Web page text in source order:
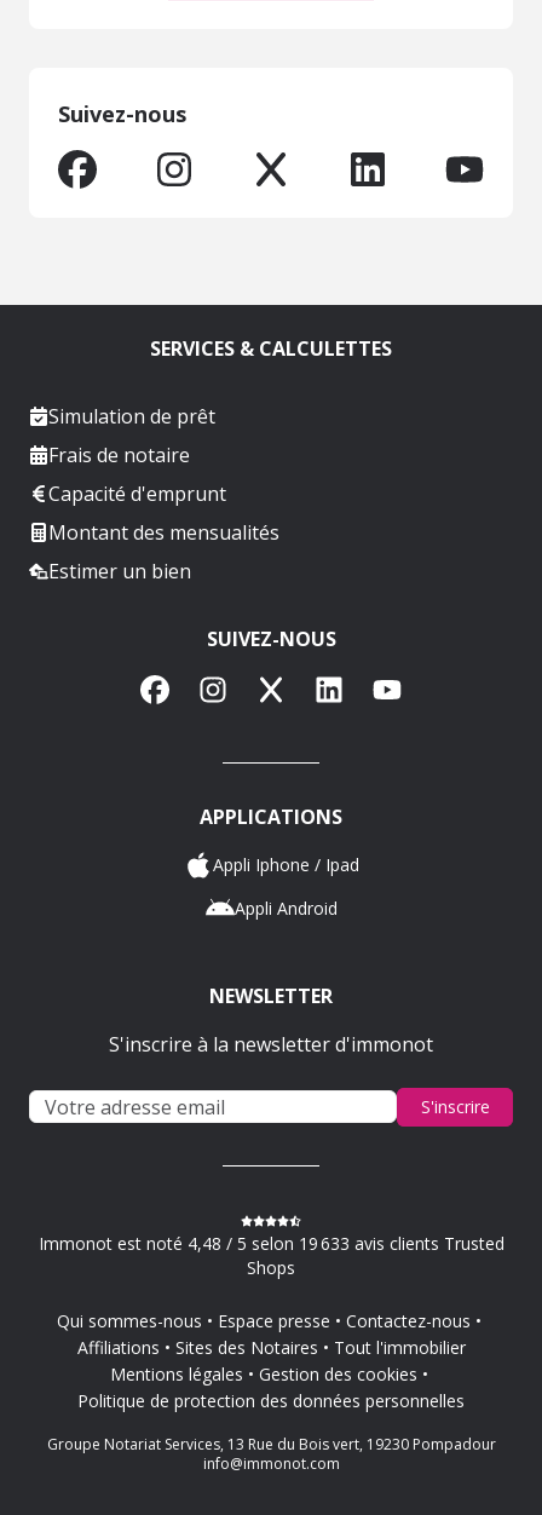
Suivez-nous
SERVICES & CALCULETTES
Simulation de prêt
Frais de notaire
Capacité d'emprunt
Montant des mensualités
Estimer un bien
SUIVEZ-NOUS
FacebookInstagram
X LinkedInYouTube
APPLICATIONS
Appli Iphone / Ipad
Appli Android
NEWSLETTER
S'inscrire à la newsletter d'immonot
S'inscrire
Immonot est noté 4,48 / 5 selon 19 633 avis clients Trusted
Shops
Qui sommes-nous Espace presse
Contactez-nous
Affiliations
Sites des Notaires
Tout l'immobilier
Mentions légales
Gestion des cookies
Politique de protection des données personnelles
Groupe Notariat Services, 13 Rue du Bois vert, 19230 Pompadour
info@immonot.com